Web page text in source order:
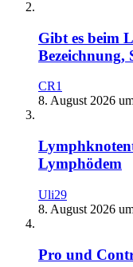
Gibt es beim
CR1
8. August 2026
Lymphödem
Uli29
8. August 2026
Pro und